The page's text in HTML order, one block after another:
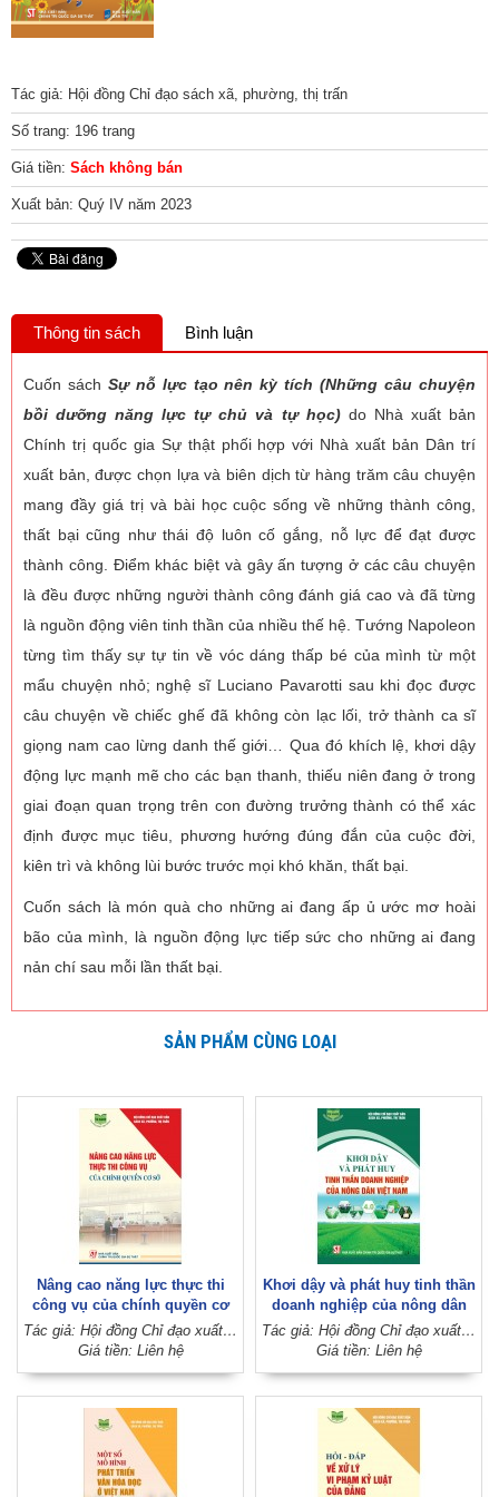
Tác giả: Hội đồng Chỉ đạo sách xã, phường, thị trấn
Số trang: 196 trang
Giá tiền: Sách không bán
Xuất bản: Quý IV năm 2023
Thông tin sách Bình luận
Cuốn sách Sự nỗ lực tạo nên kỳ tích (Những câu chuyện
bồi dưỡng năng lực tự chủ và tự học)do Nhà xuất bản
Chính trị quốc gia Sự thật phối hợp với Nhà xuất bản Dân trí
xuất bản, được chọn lựa và biên dịch từ hàng trăm câu chuyện
mang đầy giá trị và bài học cuộc sống về những thành công,
thất bại cũng như thái độ luôn cố gắng, nỗ lực để đạt được
thành công. Điểm khác biệt và gây ấn tượng ở các câu chuyện
là đều được những người thành công đánh giá cao và đã từng
là nguồn động viên tinh thần của nhiều thế hệ. Tướng Napoleon
từng tìm thấy sự tự tin về vóc dáng thấp bé của mình từ một
mẩu chuyện nhỏ; nghệ sĩ Luciano Pavarotti sau khi đọc được
câu chuyện về chiếc ghế đã không còn lạc lối, trở thành ca sĩ
giọng nam cao lừng danh thế giới… Qua đó khích lệ, khơi dậy
động lực mạnh mẽ cho các bạn thanh, thiếu niên đang ở trong
giai đoạn quan trọng trên con đường trưởng thành có thể xác
định được mục tiêu, phương hướng đúng đắn của cuộc đời,
kiên trì và không lùi bước trước mọi khó khăn, thất bại.
Cuốn sách là món quà cho những ai đang ấp ủ ước mơ hoài
bão của mình, là nguồn động lực tiếp sức cho những ai đang
nản chí sau mỗi lần thất bại.
SẢN PHẨM CÙNG LOẠI
Nâng cao năng lực thực thi
công vụ của chính quyền cơ
sở
Tác giả: Hội đồng Chỉ đạo xuất bản sách xã, phường, thị trấn
Giá tiền: Liên hệ
Khơi dậy và phát huy tinh thần
doanh nghiệp của nông dân
Việt Nam
Tác giả: Hội đồng Chỉ đạo xuất bản sách xã, phường, thị trấn
Giá tiền: Liên hệ